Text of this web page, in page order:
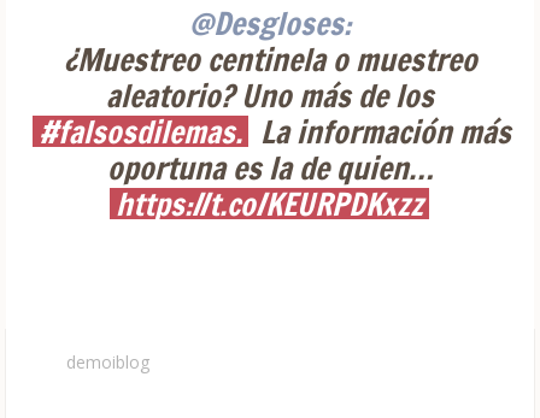
@Desgloses:
¿Muestreo centinela o muestreo
aleatorio? Uno más de los
#falsosdilemas. La información más
oportuna es la de quien…
https://t.co/KEURPDKxzz
demoiblog